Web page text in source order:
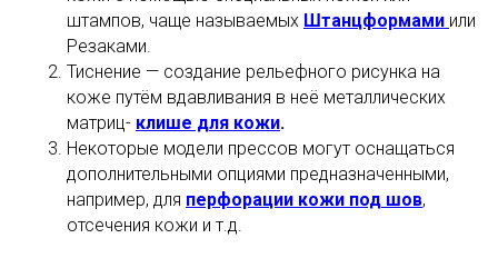
штампов, чаще называемых Штанцформами или
Резаками.
Тиснение — создание рельефного рисунка на
коже путём вдавливания в неё металлических
матриц- клише для кожи.
Некоторые модели прессов могут оснащаться
дополнительными опциями предназначенными,
например, для перфорации кожи под шов,
отсечения кожи и т.д.